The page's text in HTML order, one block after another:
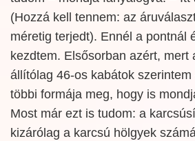
(Hozzá kell tennem: az
méretig terjedt). Ennél a pontnál
kezdtem. Elsősorban azért, mert
állítólag 46-os kabátok
többi formája meg, hogy is
Most már ezt is tudom: a
kizárólag a karcsú hölgyek